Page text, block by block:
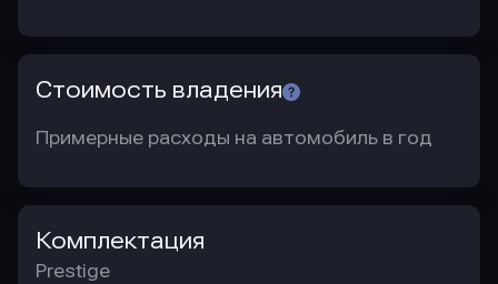
Стоимость владения
Примерные расходы на автомобиль в год
Комплектация
Prestige